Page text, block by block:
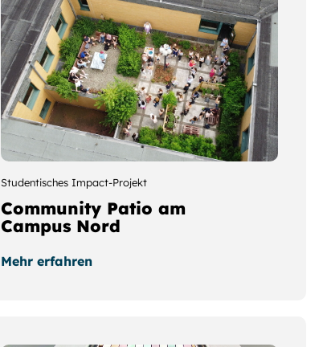
Studentisches Impact-Projekt
Community Patio am
Campus Nord
Mehr erfahren